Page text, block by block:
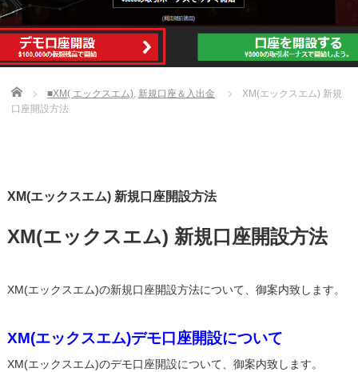
Home ■XM( エックスエム), 新規口座＆入出金
XM(エックスエム) 新規
口座開設方法
XM(エックスエム) 新規口座開設方法
XM(エックスエム) 新規口座開設方法
XM(エックスエム)の新規口座開設方法について、御案内致します。
XM(エックスエム)デモ口座開設について
XM(エックスエム)のデモ口座開設について、御案内致します。